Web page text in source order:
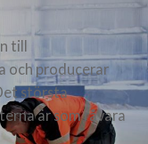
till
och producerar
största
är som råvara